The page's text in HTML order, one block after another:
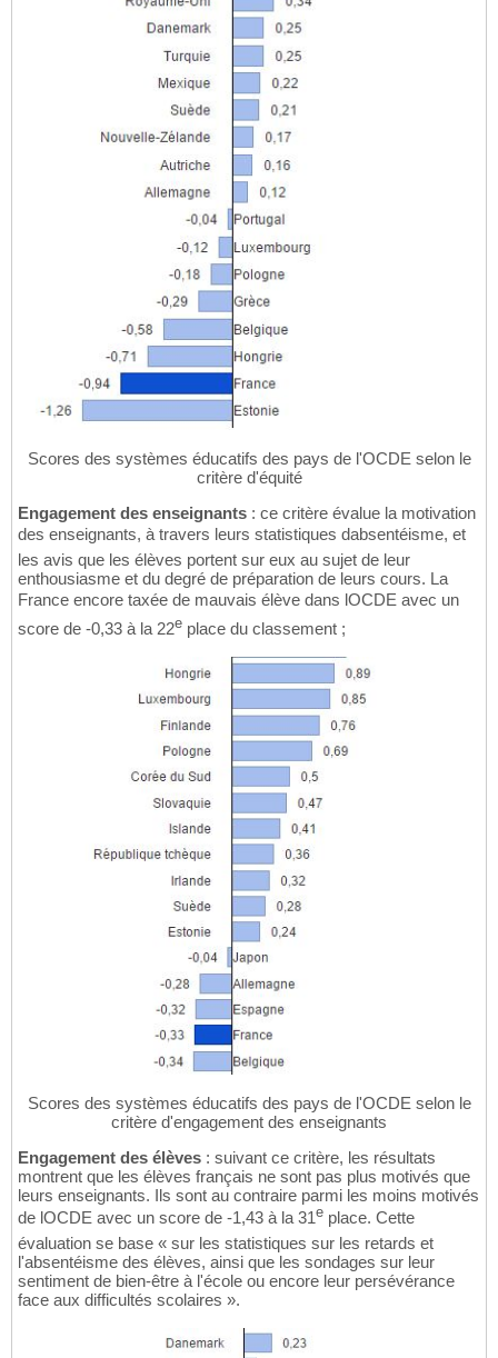
Scores des systèmes éducatifs des pays de l'OCDE selon le
critère d'équité
Engagement des enseignants : ce critère évalue la motivation
des enseignants, à travers leurs statistiques dabsentéisme, et
les avis que les élèves portent sur eux au sujet de leur
enthousiasme et du degré de préparation de leurs cours. La
France encore taxée de mauvais élève dans lOCDE avec un
score de -0,33 à la 22e place du classement ;
Scores des systèmes éducatifs des pays de l'OCDE selon le
critère d'engagement des enseignants
Engagement des élèves : suivant ce critère, les résultats
montrent que les élèves français ne sont pas plus motivés que
leurs enseignants. Ils sont au contraire parmi les moins motivés
de lOCDE avec un score de -1,43 à la 31e place. Cette
évaluation se base « sur les statistiques sur les retards et
l'absentéisme des élèves, ainsi que les sondages sur leur
sentiment de bien-être à l'école ou encore leur persévérance
face aux difficultés scolaires ».